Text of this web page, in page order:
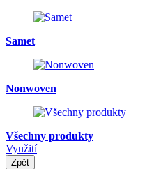
Samet
Nonwoven
Všechny produkty
Využití
Zpět